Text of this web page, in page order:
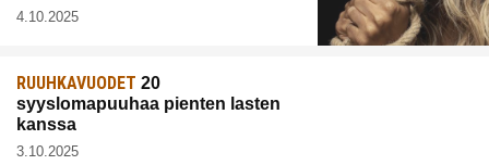
4.10.2025
RUUHKAVUODET 20
syyslomapuuhaa pienten lasten
kanssa
3.10.2025